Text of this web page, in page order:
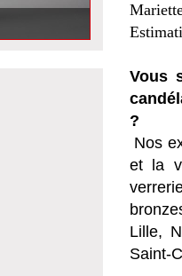
Vous
?
Nos
et la
Lille,
Saint-